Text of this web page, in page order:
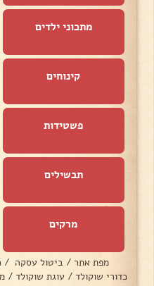
מתכוני ילדים
קינוחים
פשטידות
תבשילים
מרקים
מפת אתר / ביטול עסקה /
כדורי שוקולד / עוגת שוקולד /